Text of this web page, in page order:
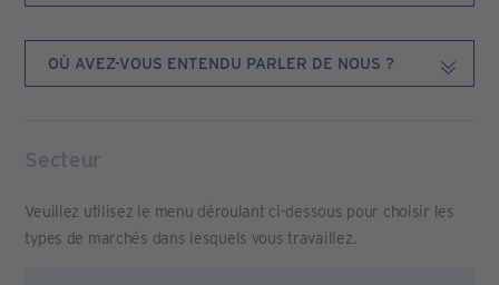
Secteur
Veuillez utilisez le menu déroulant ci-dessous pour choisir les
types de marchés dans lesquels vous travaillez.